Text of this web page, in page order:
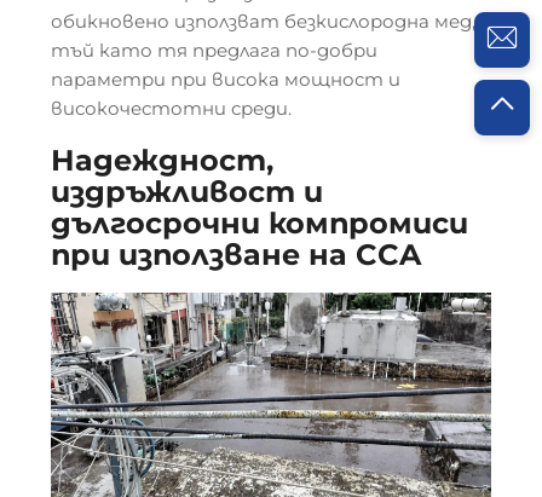
обикновено използват безкислородна мед,
тъй като тя предлага по-добри
параметри при висока мощност и
високочестотни среди.
Надеждност,
издръжливост и
дългосрочни компромиси
при използване на CCA